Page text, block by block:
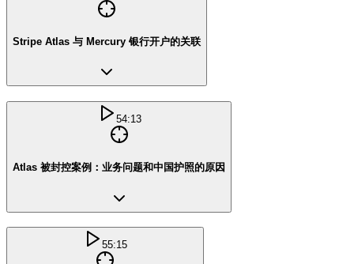
Stripe Atlas 与 Mercury 银行开户的关联
54:13
Atlas 被封控案例：业务问题和中国护照的原因
55:15